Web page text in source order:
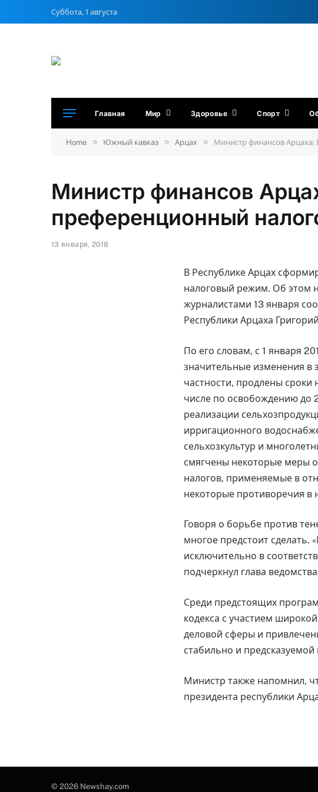
Суббота, 1 августа
Главная Мир Здоровье Спорт
Home » Южный кавказ » Арцах » Министр финансов
Министр финансов
преференционный
13 января, 2018
В Республике Арцах
налоговый режим. Об этом
журналистами 13 января
Республики Арцаха
По его словам, с 1 января
значительные изменения в
частности, продлены сроки
числе по освобождению до
реализации
ирригационного
сельхозкультур и
смягчены некоторые меры
налогов, применяемые в
некоторые противоречия в
Говоря о борьбе против
многое предстоит
исключительно в
подчеркнул глава
Среди предстоящих
кодекса с участием
деловой сферы и
стабильно и
Министр также напомнил,
президента республики
© 2026 Newshay.com